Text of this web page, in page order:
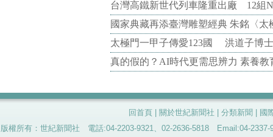
台灣高鐵新世代列車隆重出廠 12組
國家典藏再添臺灣雕塑經典 朱銘〈
太極門一甲子傳愛123國 洪道子博
真的假的？AI時代更需思辨力 素養
回首頁 關於世紀新聞社 分類新聞
國
版權所有：世紀新聞社 電話:04-2203-9321、02-2636-5818 Email:04-